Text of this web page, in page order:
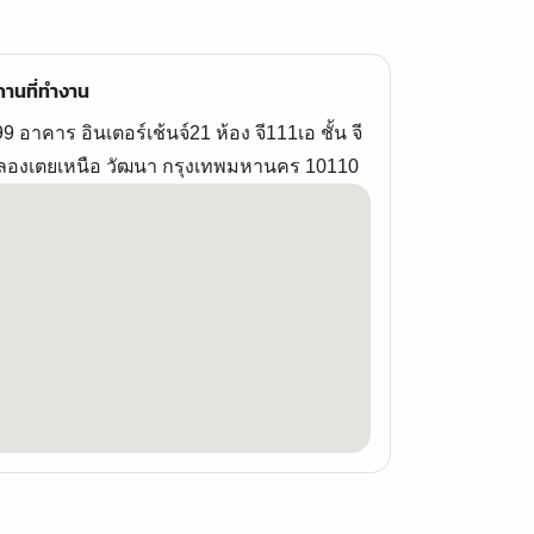
นที่ทำงาน
อาคาร อินเตอร์เช้นจ์21 ห้อง จี111เอ ชั้น จี
องเตยเหนือ วัฒนา กรุงเทพมหานคร 10110